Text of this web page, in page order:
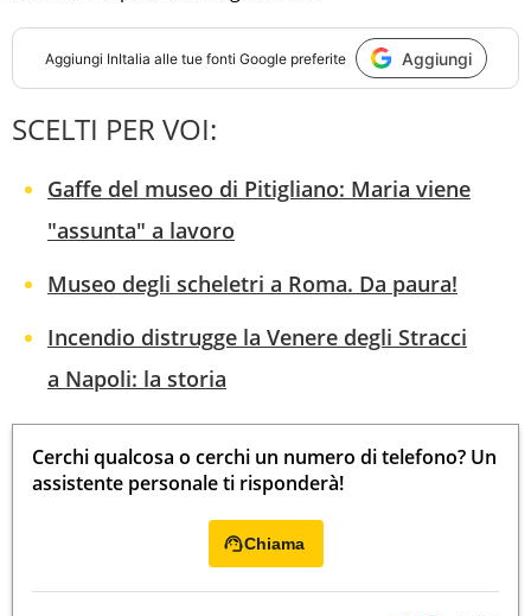
Aggiungi InItalia alle tue fonti Google preferite Aggiungi
SCELTI PER VOI:
Gaffe del museo di Pitigliano: Maria viene
"assunta" a lavoro
Museo degli scheletri a Roma. Da paura!
Incendio distrugge la Venere degli Stracci
a Napoli: la storia
Cerchi qualcosa o cerchi un numero di telefono? Un
assistente personale ti risponderà!
Chiama